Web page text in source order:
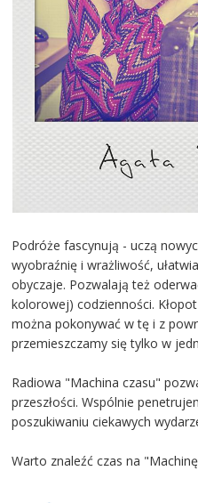
Podróże fascynują - uczą
wyobraźnię i wrażliwość,
obyczaje. Pozwalają też
kolorowej) codzienności.
można pokonywać w tę i z
przemieszczamy się tylko w
Radiowa "Machina czasu"
przeszłości. Wspólnie
poszukiwaniu ciekawych
Warto znaleźć czas na